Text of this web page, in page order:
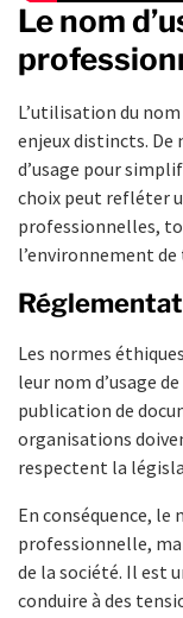
Le nom
L’utilisation du
enjeux distincts.
d’usage pour
choix peut refléter
professionnelles,
l’environnement
Les normes
leur nom d’usage
publication de
organisations
respectent la
En conséquence,
professionnelle,
de la société. Il est
conduire à des